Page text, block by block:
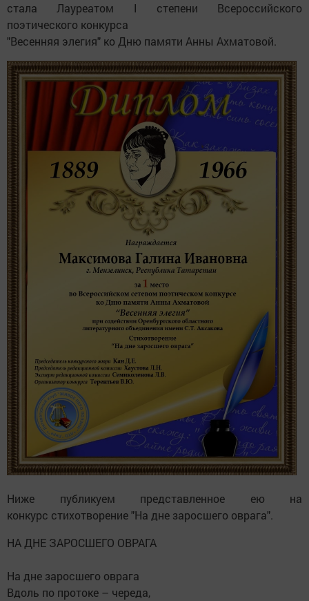
стала Лауреатом I степени Всероссийского
поэтического конкурса
"Весенняя элегия" ко Дню памяти Анны Ахматовой.
Ниже публикуем представленное ею на
конкурс стихотворение "На дне заросшего оврага".
НА ДНЕ ЗАРОСШЕГО ОВРАГА
На дне заросшего оврага
Вдоль по протоке – череда,